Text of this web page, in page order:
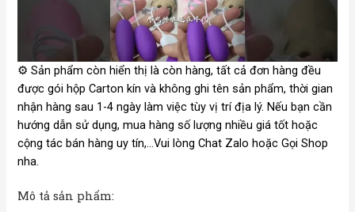
⚙️Sản phẩm còn hiển thị là còn hàng, tất cả đơn hàng đều
được gói hộp Carton kín và không ghi tên sản phẩm, thời gian
nhận hàng sau 1-4 ngày làm việc tùy vị trí địa lý. Nếu bạn cần
hướng dẫn sử dụng, mua hàng số lượng nhiều giá tốt hoặc
cộng tác bán hàng uy tín,…Vui lòng Chat Zalo hoặc Gọi Shop
nha.
Mô tả sản phẩm: